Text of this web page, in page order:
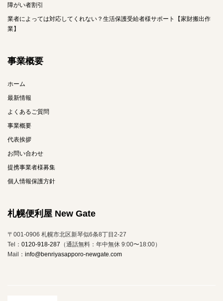
障がい者割引
業者によっては対応してくれない？生活保護受給者様サポート【家財搬出作
業】
事業概要
ホーム
最新情報
よくあるご質問
事業概要
代表挨拶
お問い合わせ
提携事業者様募集
個人情報保護方針
札幌便利屋 New Gate
〒001-0906 札幌市北区新琴似6条8丁目2-27
Tel： 0120-918-287 （通話無料：年中無休 9:00〜18:00）
Mail： info@benriyasapporo-newgate.com